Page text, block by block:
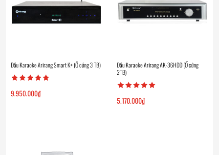
Đầu Karaoke Arirang Smart K+ (Ổ cứng 3 TB)
9.950.000₫
Đầu Karaoke Arirang AK-36HDD (Ổ cứng
2TB)
5.170.000₫